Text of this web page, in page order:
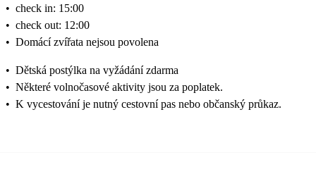
• check in: 15:00
• check out: 12:00
• Domácí zvířata nejsou povolena
• Dětská postýlka na vyžádání zdarma
• Některé volnočasové aktivity jsou za poplatek.
• K vycestování je nutný cestovní pas nebo občanský průkaz.